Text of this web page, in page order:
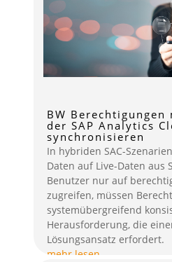
BW Berechtigungen
der SAP Analytics
synchronisieren
In hybriden SAC-
Daten auf Live-Daten aus
Benutzer nur auf
zugreifen, müssen
systemübergreifend
Herausforderung, die
Lösungsansatz erfordert.
mehr lesen